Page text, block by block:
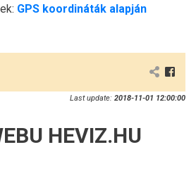
GPS koordináták alapján
Last update: 2018-11-01 12:00:00
HEVIZ.HU